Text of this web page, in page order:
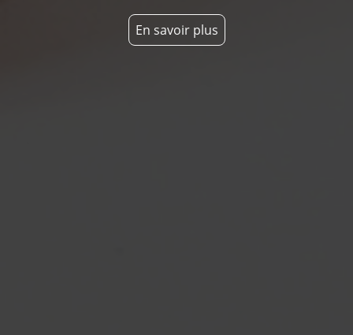
En savoir plus